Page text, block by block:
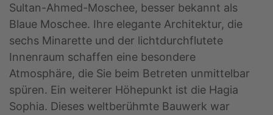
Sultan-Ahmed-Moschee, besser bekannt als
Blaue Moschee. Ihre elegante Architektur, die
sechs Minarette und der lichtdurchflutete
Innenraum schaffen eine besondere
Atmosphäre, die Sie beim Betreten unmittelbar
spüren. Ein weiterer Höhepunkt ist die Hagia
Sophia. Dieses weltberühmte Bauwerk war